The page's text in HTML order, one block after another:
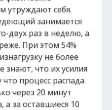
утруждают себя.
занимается
двух раз в неделю, а
При этом 54%
не более
знают, что их усилия
процесс распада
через 20 минут
а за оставшиеся 10